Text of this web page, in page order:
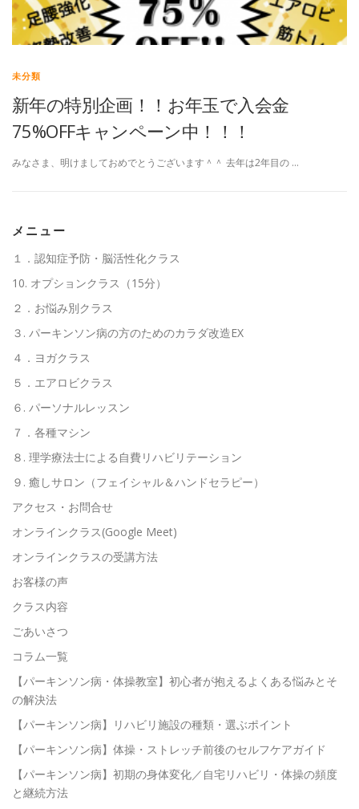
高齢者向けおすすめ脳トレプリント
スタッフ紹介／求人情報 お客様の声 料金表
よくある質問(FAQ) アクセス・お問合せ コラム
未分類
新年の特別企画！！お年玉で入会金
75%OFFキャンペーン中！！！
みなさま、明けましておめでとうございます＾＾ 去年は2年目の …
メニュー
１．認知症予防・脳活性化クラス
10. オプションクラス（15分）
２．お悩み別クラス
３. パーキンソン病の方のためのカラダ改造EX
４．ヨガクラス
５．エアロビクラス
６. パーソナルレッスン
７．各種マシン
８. 理学療法士による自費リハビリテーション
９. 癒しサロン（フェイシャル＆ハンドセラピー）
アクセス・お問合せ
オンラインクラス(Google Meet)
オンラインクラスの受講方法
お客様の声
クラス内容
ごあいさつ
コラム一覧
【パーキンソン病・体操教室】初心者が抱えるよくある悩みとそ
の解決法
【パーキンソン病】リハビリ施設の種類・選ぶポイント
【パーキンソン病】体操・ストレッチ前後のセルフケアガイド
【パーキンソン病】初期の身体変化／自宅リハビリ・体操の頻度
と継続方法